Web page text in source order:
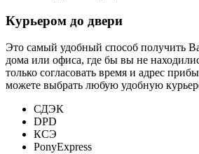
Курьером до двери
Это самый удобный способ получить
дома или офиса, где бы вы не
только согласовать время и адрес
можете выбрать любую удобную
СДЭК
DPD
КСЭ
PonyExpress